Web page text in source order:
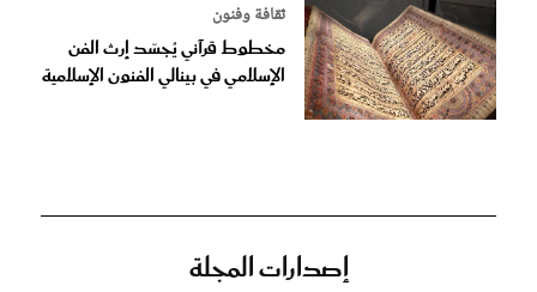
ثقافة وفنون
مخطوط قرآني يُجسّد إرث الفن
الإسلامي في بينالي الفنون الإسلامية
إصدارات المجلة